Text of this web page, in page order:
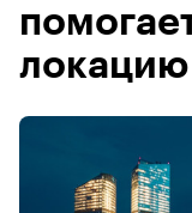
локацию